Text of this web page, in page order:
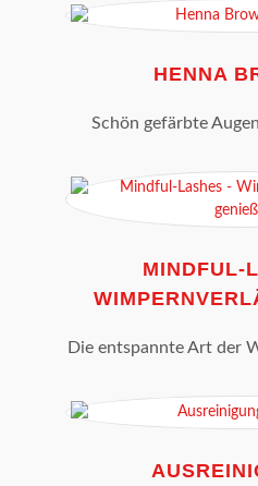
HENNA
Schön gefärbte
MINDFUL-
Die entspannte Art der